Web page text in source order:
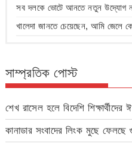
সব দলকে ভোটে আনতে নতুন উদ্যোগ
খালেদা জানতে চেয়েছেন, আমি জেলে
সাম্প্রতিক পোস্ট
শেখ রাসেল হলে বিদেশি শিক্ষার্থীদের
কানাডার সংবাদের লিংক মুছে